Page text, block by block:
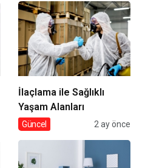
İlaçlama ile Sağlıklı
Yaşam Alanları
Güncel 2 ay önce